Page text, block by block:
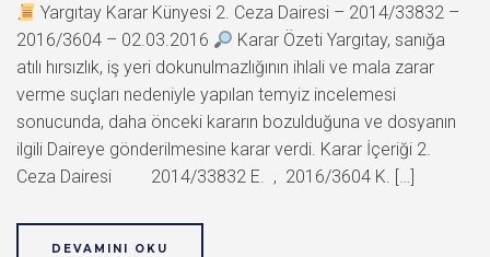
Yargıtay Karar Künyesi 2. Ceza Dairesi – 2014/33832 –
2016/3604 – 02.03.2016
Karar Özeti Yargıtay, sanığa
atılı hırsızlık, iş yeri dokunulmazlığının ihlali ve mala zarar
verme suçları nedeniyle yapılan temyiz incelemesi
sonucunda, daha önceki kararın bozulduğuna ve dosyanın
ilgili Daireye gönderilmesine karar verdi. Karar İçeriği 2.
Ceza Dairesi 2014/33832 E. , 2016/3604 K. […]
DEVAMINI OKU